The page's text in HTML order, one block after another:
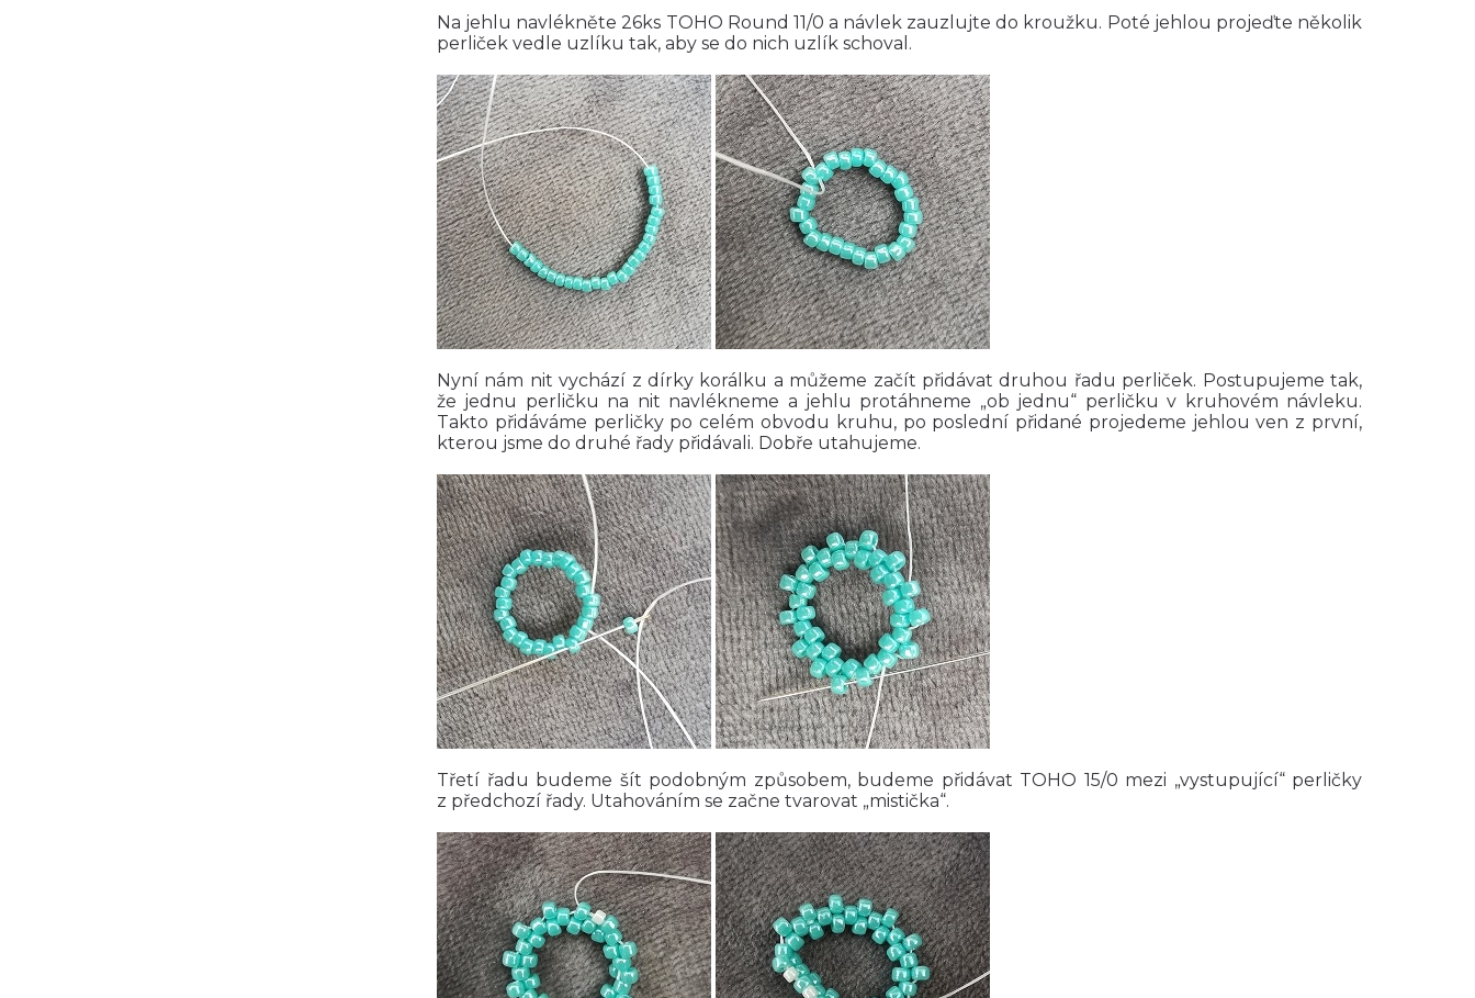
Na jehlu navlékněte 26ks TOHO Round 11/0 a návlek zauzlujte do kroužku. Poté jehlou projeďte několik
perliček vedle uzlíku tak, aby se do nich uzlík schoval.
Nyní nám nit vychází z dírky korálku a můžeme začít přidávat druhou řadu perliček. Postupujeme tak,
že jednu perličku na nit navlékneme a jehlu protáhneme „ob jednu“ perličku v kruhovém návleku.
Takto přidáváme perličky po celém obvodu kruhu, po poslední přidané projedeme jehlou ven z první,
kterou jsme do druhé řady přidávali. Dobře utahujeme.
Třetí řadu budeme šít podobným způsobem, budeme přidávat TOHO 15/0 mezi „vystupující“ perličky
z předchozí řady. Utahováním se začne tvarovat „mistička“.